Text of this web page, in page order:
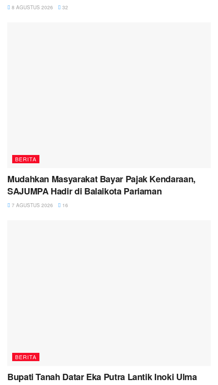
8 AGUSTUS 2026 32
BERITA
Mudahkan Masyarakat Bayar Pajak Kendaraan,
SAJUMPA Hadir di Balaikota Pariaman
7 AGUSTUS 2026 16
BERITA
Bupati Tanah Datar Eka Putra Lantik Inoki Ulma